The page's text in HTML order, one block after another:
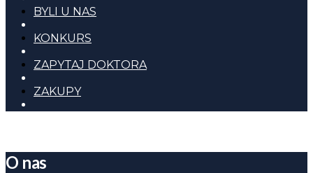
BYLI U NAS
KONKURS
ZAPYTAJ DOKTORA
ZAKUPY
O nas